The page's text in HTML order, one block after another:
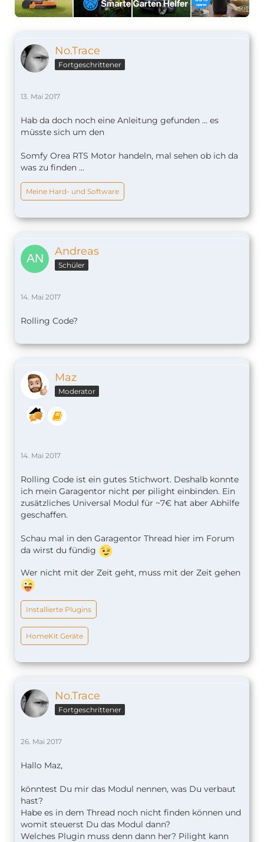
No.Trace
Fortgeschrittener
13. Mai 2017
Hab da doch noch eine Anleitung gefunden ... es
müsste sich um den
Somfy Orea RTS Motor handeln, mal sehen ob ich da
was zu finden ...
Meine Hard- und Software
Andreas
Schüler
14. Mai 2017
Rolling Code?
Maz
Moderator
14. Mai 2017
Rolling Code ist ein gutes Stichwort. Deshalb konnte
ich mein Garagentor nicht per pilight einbinden. Ein
zusätzliches Universal Modul für ~7€ hat aber Abhilfe
geschaffen.
Schau mal in den Garagentor Thread hier im Forum
da wirst du fündig
Wer nicht mit der Zeit geht, muss mit der Zeit gehen
Installierte Plugins
HomeKit Geräte
No.Trace
Fortgeschrittener
26. Mai 2017
Hallo Maz,
könntest Du mir das Modul nennen, was Du verbaut
hast?
Habe es in dem Thread noch nicht finden können und
womit steuerst Du das Modul dann?
Welches Plugin muss denn dann her? Pilight kann